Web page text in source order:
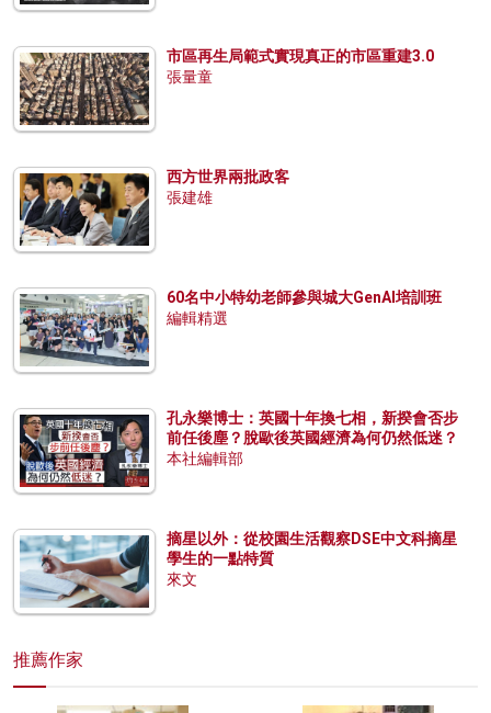
市區再生局範式實現真正的市區重建3.0
張量童
西方世界兩批政客
張建雄
60名中小特幼老師參與城大GenAI培訓班
編輯精選
孔永樂博士：英國十年換七相，新揆會否步
前任後塵？脫歐後英國經濟為何仍然低迷？
本社編輯部
摘星以外：從校園生活觀察DSE中文科摘星
學生的一點特質
來文
推薦作家